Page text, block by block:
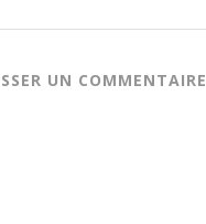
UN COMMENTAIRE